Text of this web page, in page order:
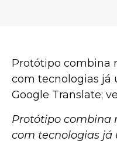
Protótipo combina
com tecnologias já
Google Translate;
Protótipo combina
com tecnologias já